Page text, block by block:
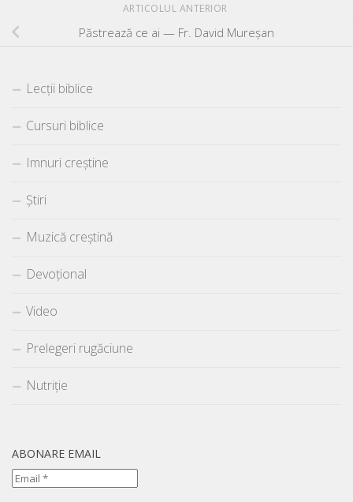
ARTICOLUL ANTERIOR
Păstrează ce ai — Fr. David Mureșan
Lecții biblice
Cursuri biblice
Imnuri creștine
Știri
Muzică creștină
Devoțional
Video
Prelegeri rugăciune
Nutriție
ABONARE EMAIL